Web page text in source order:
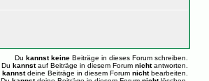
Du kannst keine Beiträge in dieses Forum schreiben.
Du kannstauf Beiträge in diesem Forum nichtantworten.
kannstdeine Beiträge in diesem Forum nichtbearbeiten.